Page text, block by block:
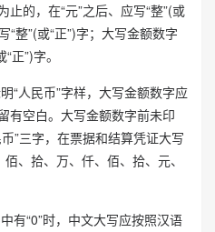
止的，在“元”之后、应写“整”(或
“整”(或“正”)字；大写金额数字
正”)字。
“人民币”字样，大写金额数字应
有空白。大写金额数字前未印
”三字，在票据和结算凭证大写
、拾、万、仟、佰、拾、元、
有“0”时，中文大写应按照汉语